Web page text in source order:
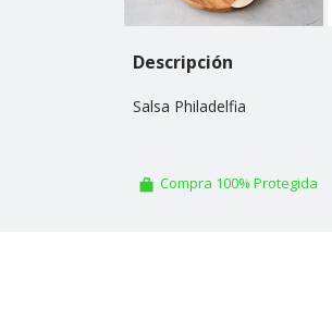
Descripción
Salsa Philadelfia
Compra 100% Protegida